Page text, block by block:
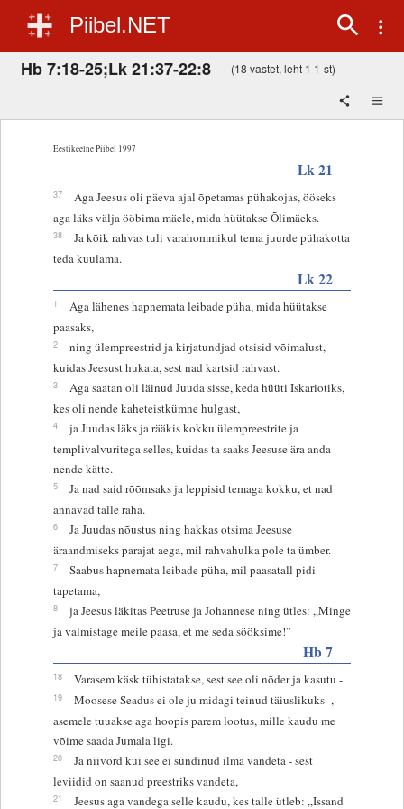
Piibel.NET
Hb 7:18-25;Lk 21:37-22:8 (18 vastet, leht 1 1-st)
Eestikeelne Piibel 1997
Lk 21
37
Aga Jeesus oli päeva ajal õpetamas pühakojas, ööseks
aga läks välja ööbima mäele, mida hüütakse Õlimäeks.
38
Ja kõik rahvas tuli varahommikul tema juurde pühakotta
teda kuulama.
Lk 22
1
Aga lähenes hapnemata leibade püha, mida hüütakse
paasaks,
2
ning ülempreestrid ja kirjatundjad otsisid võimalust,
kuidas Jeesust hukata, sest nad kartsid rahvast.
3
Aga saatan oli läinud Juuda sisse, keda hüüti Iskariotiks,
kes oli nende kaheteistkümne hulgast,
4
ja Juudas läks ja rääkis kokku ülempreestrite ja
templivalvuritega selles, kuidas ta saaks Jeesuse ära anda
nende kätte.
5
Ja nad said rõõmsaks ja leppisid temaga kokku, et nad
annavad talle raha.
6
Ja Juudas nõustus ning hakkas otsima Jeesuse
äraandmiseks parajat aega, mil rahvahulka pole ta ümber.
7
Saabus hapnemata leibade püha, mil paasatall pidi
tapetama,
8
ja Jeesus läkitas Peetruse ja Johannese ning ütles: „Minge
ja valmistage meile paasa, et me seda sööksime!”
Hb 7
18 Varasem käsk tühistatakse, sest see oli nõder ja kasutu -
19
Moosese Seadus ei ole ju midagi teinud täiuslikuks -,
asemele tuuakse aga hoopis parem lootus, mille kaudu me
võime saada Jumala ligi.
20
Ja niivõrd kui see ei sündinud ilma vandeta - sest
leviidid on saanud preestriks vandeta,
21 Jeesus aga vandega selle kaudu, kes talle ütleb: „Issand